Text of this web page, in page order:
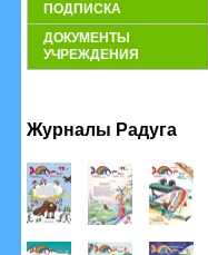
ПОДПИСКА
ДОКУМЕНТЫ
УЧРЕЖДЕНИЯ
Журналы Радуга